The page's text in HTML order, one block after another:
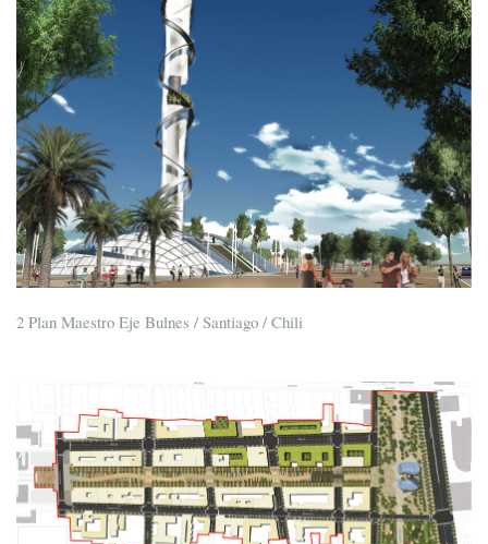
2 Plan Maestro Eje Bulnes / Santiago / Chili